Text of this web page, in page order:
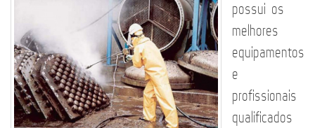
possui os
melhores
equipamentos
e
profissionais
qualificados